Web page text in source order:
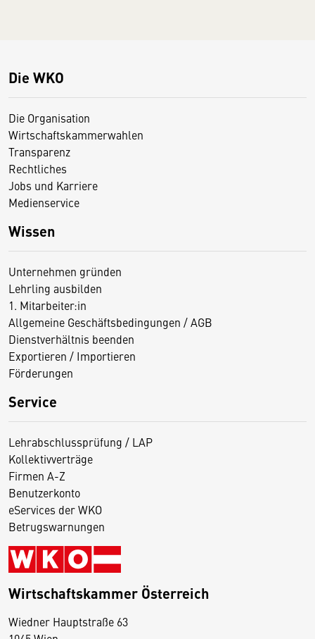
Die WKO
Die Organisation
Wirtschaftskammerwahlen
Transparenz
Rechtliches
Jobs und Karriere
Medienservice
Wissen
Unternehmen gründen
Lehrling ausbilden
1. Mitarbeiter:in
Allgemeine Geschäftsbedingungen / AGB
Dienstverhältnis beenden
Exportieren / Importieren
Förderungen
Service
Lehrabschlussprüfung / LAP
Kollektivverträge
Firmen A-Z
Benutzerkonto
eServices der WKO
Betrugswarnungen
Wirtschaftskammer Österreich
Wiedner Hauptstraße 63
D